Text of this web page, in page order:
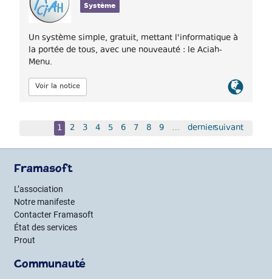
Système
Un système simple, gratuit, mettant l'informatique à
la portée de tous, avec une nouveauté : le Aciah-
Menu.
Voir la notice
Lien
1 2 3 4 5 6 7 8 9 … suivant
dernier
Framasoft
L’association
Notre manifeste
Contacter Framasoft
État des services
Prout
Communauté